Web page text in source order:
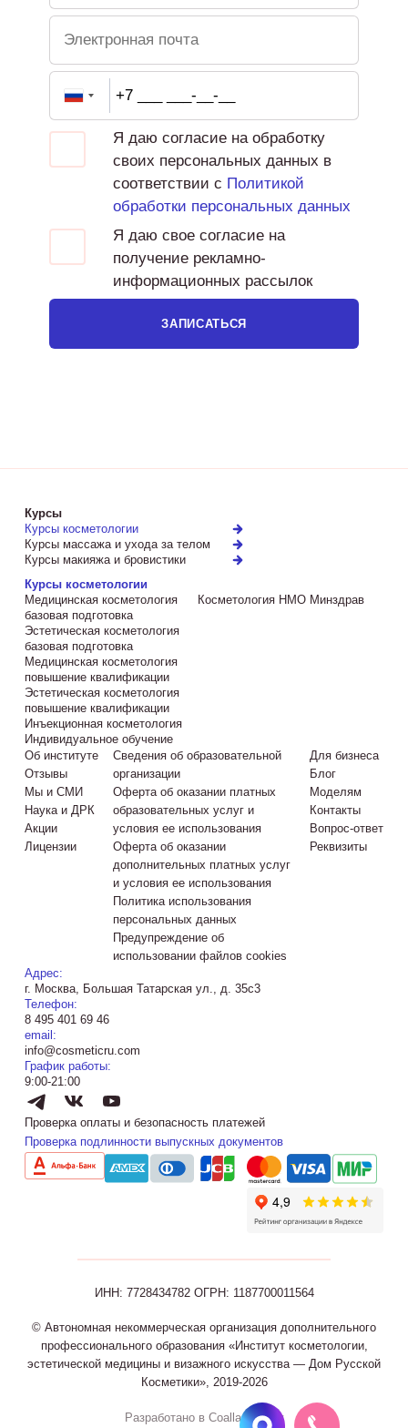
Я даю согласие на обработку
своих персональных данных в
соответствии с Политикой
обработки персональных данных
Я даю свое согласие на
получение рекламно-
информационных рассылок
ЗАПИСАТЬСЯ
Курсы
Курсы косметологии
Курсы массажа и ухода за телом
Курсы макияжа и бровистики
Курсы косметологии
Медицинская косметология
базовая подготовка
Эстетическая косметология
базовая подготовка
Медицинская косметология
повышение квалификации
Эстетическая косметология
повышение квалификации
Инъекционная косметология
Индивидуальное обучение
Косметология НМО Минздрав
Об институте
Отзывы
Мы и СМИ
Наука и ДРК
Акции
Лицензии
Сведения об образовательной
организации
Оферта об оказании платных
образовательных услуг и
условия ее использования
Оферта об оказании
дополнительных платных услуг
и условия ее использования
Политика использования
персональных данных
Предупреждение об
использовании файлов cookies
Для бизнеса
Блог
Моделям
Контакты
Вопрос-ответ
Реквизиты
Адрес:
г. Москва, Большая Татарская ул., д. 35с3
Телефон:
8 495 401 69 46
email:
info@cosmeticru.com
График работы:
9:00-21:00
Проверка оплаты и безопасность платежей
Проверка подлинности выпускных документов
ИНН: 7728434782 ОГРН: 1187700011564
© Автономная некоммерческая организация дополнительного
профессионального образования «Институт косметологии,
эстетической медицины и визажного искусства — Дом Русской
Косметики», 2019-2026
Разработано в Coalla Agency